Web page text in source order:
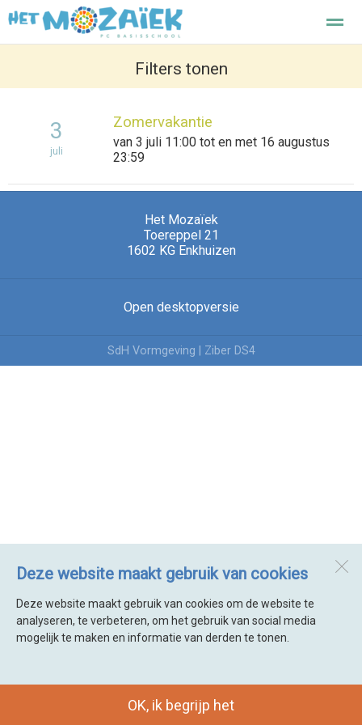
Het Mozaiek basisschool Enkhuizen
Home Zoeken Nieuws
Deze website maakt gebruik van cookies
Deze website maakt gebruik van cookies om de website te
analyseren, te verbeteren, om het gebruik van social media
mogelijk te maken en informatie van derden te tonen.
OK, ik begrijp het
Filters tonen
3
juli
Zomervakantie
van 3 juli 11:00 tot en met 16 augustus
23:59
Het Mozaïek
Toereppel 21
1602 KG Enkhuizen
Open desktopversie
SdH Vormgeving | Ziber DS4